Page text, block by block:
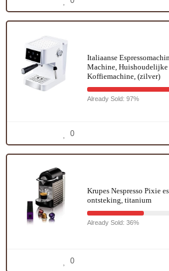
Italiaanse
Machine,
Koffiemachine, (zilver)
Already Sold: 97%
0
Krupes Nespresso Pixie
ontsteking, titanium
Already Sold: 36%
0